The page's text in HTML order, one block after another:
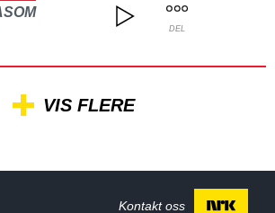
DEL
VIS FLERE
Kontakt oss